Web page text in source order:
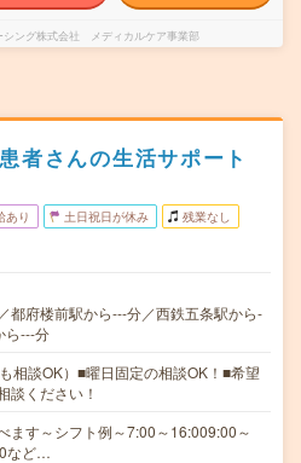
シング株式会社 メディカルケア事業部
者さんの生活サポート
あり 土日祝日が休み 残業なし
都府楼前駅から---分／西鉄五条駅から-
ら---分
相談OK）■曜日固定の相談OK！■希望
談ください！
ます～シフト例～7:00～16:009:00～
など…